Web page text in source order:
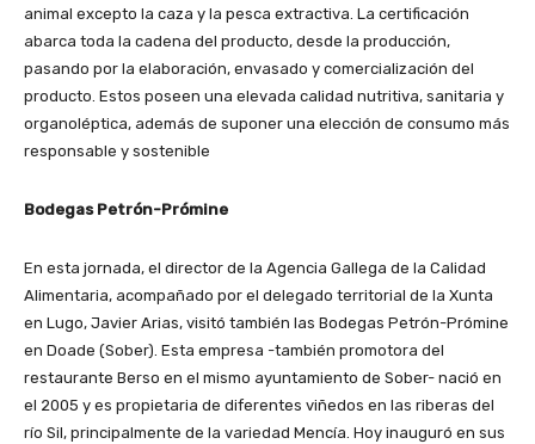
animal excepto la caza y la pesca extractiva. La certificación
abarca toda la cadena del producto, desde la producción,
pasando por la elaboración, envasado y comercialización del
producto. Estos poseen una elevada calidad nutritiva, sanitaria y
organoléptica, además de suponer una elección de consumo más
responsable y sostenible
Bodegas Petrón-Prómine
En esta jornada, el director de la Agencia Gallega de la Calidad
Alimentaria, acompañado por el delegado territorial de la Xunta
en Lugo, Javier Arias, visitó también las Bodegas Petrón-Prómine
en Doade (Sober). Esta empresa -también promotora del
restaurante Berso en el mismo ayuntamiento de Sober- nació en
el 2005 y es propietaria de diferentes viñedos en las riberas del
río Sil, principalmente de la variedad Mencía. Hoy inauguró en sus